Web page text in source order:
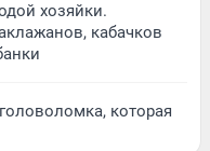
хозяйки.
кабачков
которая